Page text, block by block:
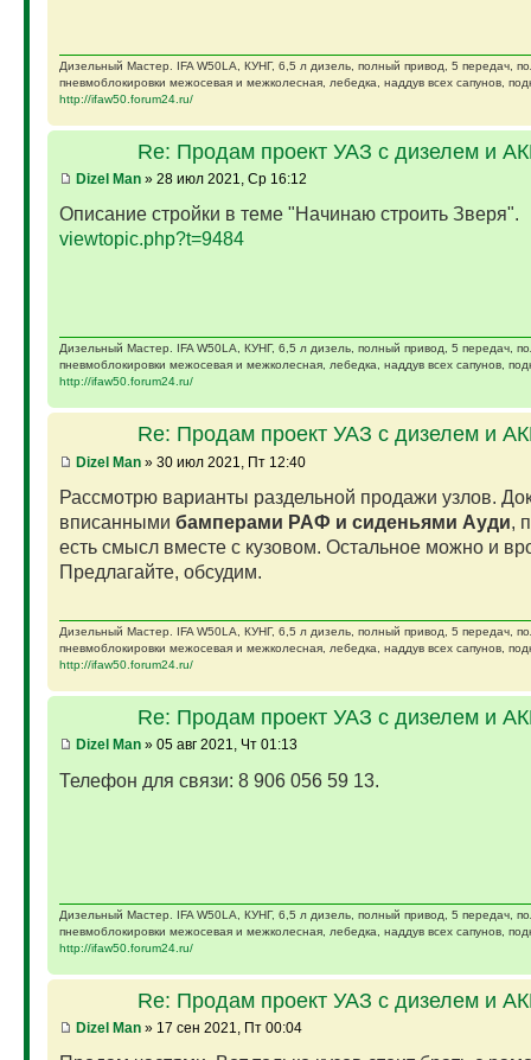
Дизельный Мастер. IFA W50LA, КУНГ, 6,5 л дизель, полный привод, 5 передач,
пневмоблокировки межосевая и межколесная, лебедка, наддув всех сапунов,
http://ifaw50.forum24.ru/
Re: Продам проект УАЗ с дизелем и
Dizel Man» 28 июл 2021, Ср 16:12
Описание стройки в теме "Начинаю строить Зверя".
viewtopic.php?t=9484
Дизельный Мастер. IFA W50LA, КУНГ, 6,5 л дизель, полный привод, 5 передач,
пневмоблокировки межосевая и межколесная, лебедка, наддув всех сапунов,
http://ifaw50.forum24.ru/
Re: Продам проект УАЗ с дизелем и
Dizel Man» 30 июл 2021, Пт 12:40
Рассмотрю варианты раздельной продажи узлов.
вписанными бамперами РАФ и сиденьями Ауди,
есть смысл вместе с кузовом. Остальное можно и
Предлагайте, обсудим.
Дизельный Мастер. IFA W50LA, КУНГ, 6,5 л дизель, полный привод, 5 передач,
пневмоблокировки межосевая и межколесная, лебедка, наддув всех сапунов,
http://ifaw50.forum24.ru/
Re: Продам проект УАЗ с дизелем и
Dizel Man» 05 авг 2021, Чт 01:13
Телефон для связи: 8 906 056 59 13.
Дизельный Мастер. IFA W50LA, КУНГ, 6,5 л дизель, полный привод, 5 передач,
пневмоблокировки межосевая и межколесная, лебедка, наддув всех сапунов,
http://ifaw50.forum24.ru/
Re: Продам проект УАЗ с дизелем и
Dizel Man» 17 сен 2021, Пт 00:04